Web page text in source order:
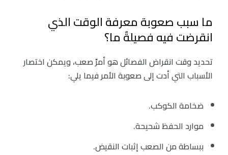
ما سبب صعوبة معرفة الوقت الذي
انقرضت فيه فصيلةٌ ما؟
تحديد وقت انقراض الفصائل هو أمرٌ صعب، ويمكن اختصار
الأسباب التي أدت إلى صعوبة الأمر فيما يلي:
ضخامة الكوكب.
موارد الحفظ شحيحة.
ببساطة من الصعب إثبات النقيض.